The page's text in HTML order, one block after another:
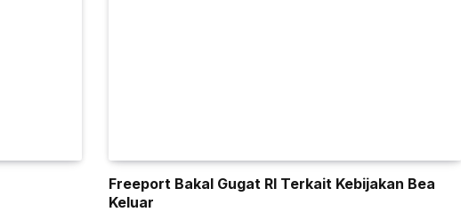
Freeport Bakal Gugat RI Terkait Kebijakan Bea
Keluar